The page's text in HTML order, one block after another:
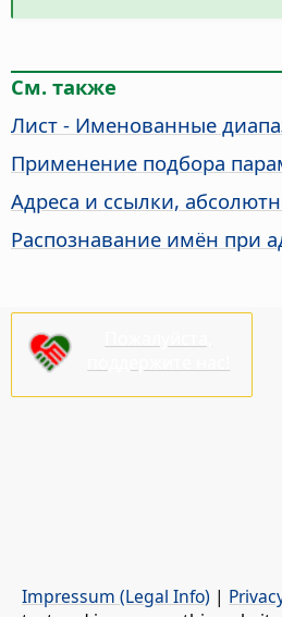
См. также
Лист - Именованные
Применение подбора
Адреса и ссылки,
Распознавание имён при
Impressum (Legal Info) |